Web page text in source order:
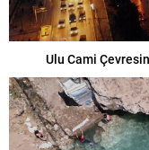
Ulu Cami